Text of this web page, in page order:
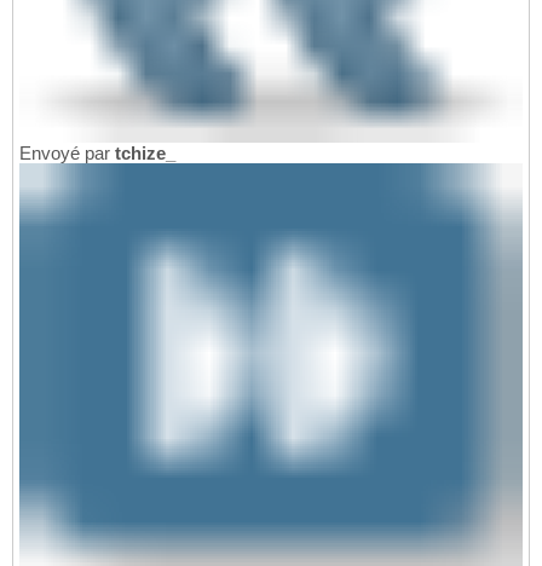
Envoyé par tchize_